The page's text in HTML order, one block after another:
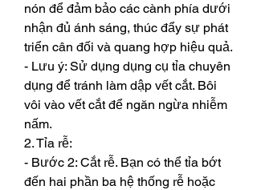
nón để đảm bảo các cành phía dưới
nhận đủ ánh sáng, thúc đẩy sự phát
triển cân đối và quang hợp hiệu quả.
- Lưu ý: Sử dụng dụng cụ tỉa chuyên
dụng để tránh làm dập vết cắt. Bôi
vôi vào vết cắt để ngăn ngừa nhiễm
nấm.
2. Tỉa rễ:
- Bước 2: Cắt rễ. Bạn có thể tỉa bớt
đến hai phần ba hệ thống rễ hoặc